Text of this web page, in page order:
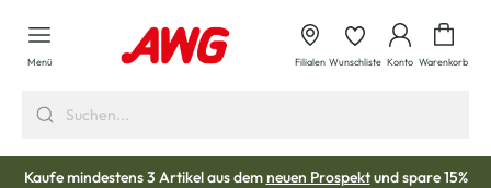
springen
Menü Filialen Wunschliste Konto Warenkorb
Kaufe mindestens 3 Artikel aus demneuen Prospektund spare 15%